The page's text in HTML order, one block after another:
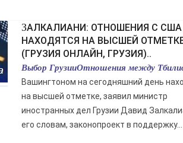
ЗАЛКАЛИАНИ: ОТНОШЕНИЯ С США
НАХОДЯТСЯ НА ВЫСШЕЙ
(ГРУЗИЯ ОНЛАЙН, ГРУЗИЯ)..
Выбор ГрузииОтношения между
Вашингтоном на сегодняшний день
на высшей отметке, заявил министр
иностранных дел Грузии Давид
его словам, законопроект в поддержку...